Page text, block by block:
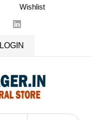
Wishlist
LOGIN